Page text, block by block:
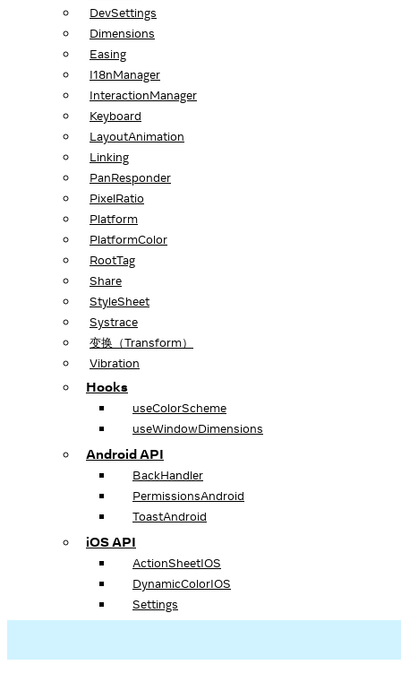
DevSettings
Dimensions
Easing
I18nManager
InteractionManager
Keyboard
LayoutAnimation
Linking
PanResponder
PixelRatio
Platform
PlatformColor
RootTag
Share
StyleSheet
Systrace
变换（Transform）
Vibration
Hooks
useColorScheme
useWindowDimensions
Android API
BackHandler
PermissionsAndroid
ToastAndroid
iOS API
ActionSheetIOS
DynamicColorIOS
Settings